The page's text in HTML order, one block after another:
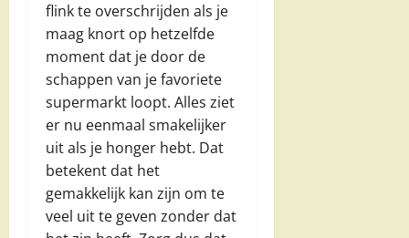
flink te overschrijden als je
maag knort op hetzelfde
moment dat je door de
schappen van je favoriete
supermarkt loopt. Alles ziet
er nu eenmaal smakelijker
uit als je honger hebt. Dat
betekent dat het
gemakkelijk kan zijn om te
veel uit te geven zonder dat